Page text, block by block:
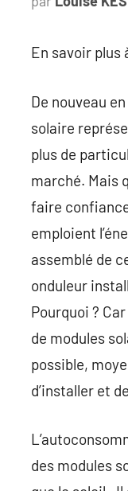
En savoir plus
De nouveau
solaire
plus de
marché. Mais
faire
emploient
assemblé de
onduleur
Pourquoi ?
de modules
possible,
d’installer et
des modules